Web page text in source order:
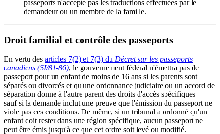
passeports n'accepte pas les traductions effectuées par le
demandeur ou un membre de la famille.
Droit familial et contrôle des passeports
En vertu des articles 7(2) et 7(3) du Décret sur les passeports
canadiens (SI/81-86), le gouvernement fédéral n'émettra pas de
passeport pour un enfant de moins de 16 ans si les parents sont
séparés ou divorcés et qu'une ordonnance judiciaire ou un accord de
séparation donne à l'autre parent des droits d'accès spécifiques —
sauf si la demande inclut une preuve que l'émission du passeport ne
viole pas ces conditions. De même, si un tribunal a ordonné qu'un
enfant doit rester dans une région spécifique, aucun passeport ne
peut être émis jusqu'à ce que cet ordre soit levé ou modifié.